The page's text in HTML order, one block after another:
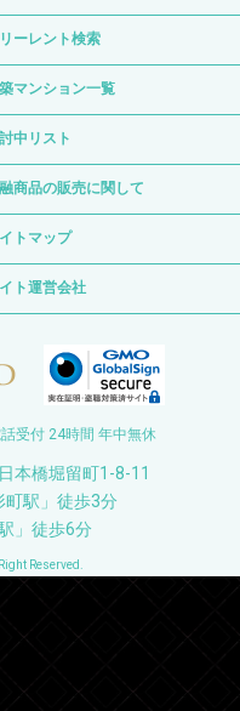
ーレント検索
マンション一覧
中リスト
商品の販売に関して
トマップ
ト運営会社
受付 24時間 年中無休
本橋堀留町1-8-11
町駅」徒歩3分
」徒歩6分
Reserved.